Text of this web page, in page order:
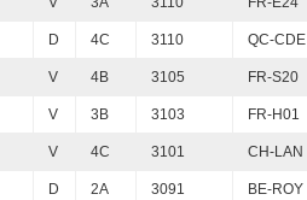
D 4C 3110 QC-CDE
V 4B 3105 FR-S20
V 3B 3103 FR-H01
V 4C 3101 CH-LAN
D 2A 3091 BE-ROY